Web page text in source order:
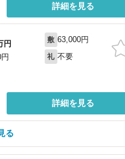
詳細を見る
円
敷 63,000円
礼 不要
詳細を見る
る